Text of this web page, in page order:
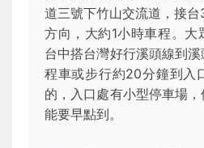
道三號下竹山交流道，接
方向，大約1小時車程。大
台中搭台灣好行溪頭線到
程車或步行約20分鐘到入
的，入口處有小型停車場
能要早點到。